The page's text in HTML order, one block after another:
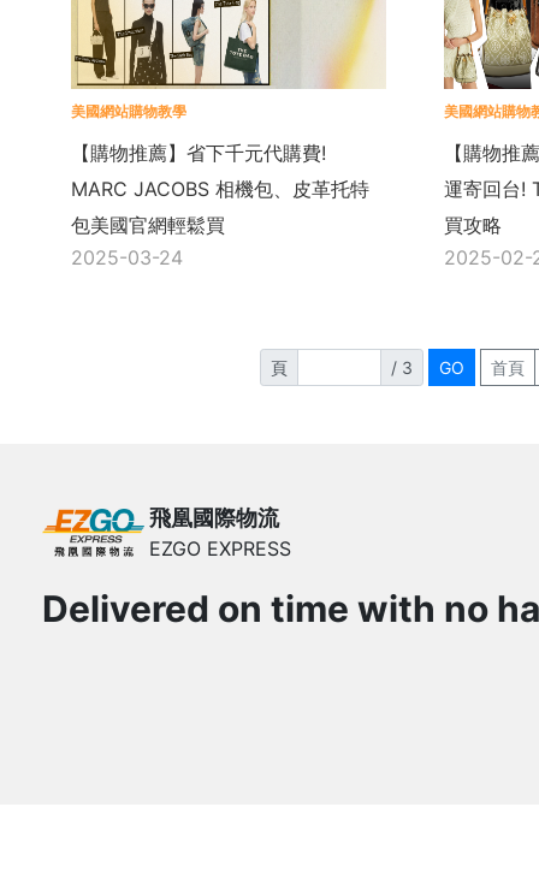
美國網站購物教學
【購物推薦】省下千元代購費!
MARC JACOBS 相機包、皮革托特
包美國官網輕鬆買
2025-03-24
美國網站購物
【購物推
運寄回台!
買攻略
2025-02-
頁 / 3
飛凰國際物流
EZGO EXPRESS
Delivered on time with no